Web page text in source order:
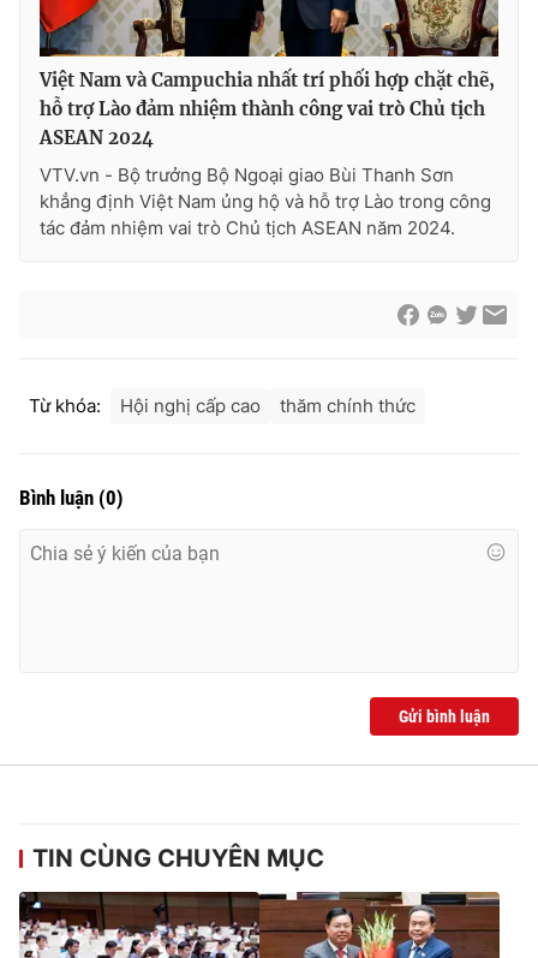
Tư vấn
Chuyên mục khác
Emagazine Podcast
Photo Infographic
VTV Sức khoẻ Bất động sản
VTV4
Theo dõi báo trên
Việt Nam và Campuchia nhất trí phối hợp chặt chẽ,
hỗ trợ Lào đảm nhiệm thành công vai trò Chủ tịch
ASEAN 2024
VTV.vn - Bộ trưởng Bộ Ngoại giao Bùi Thanh Sơn
khẳng định Việt Nam ủng hộ và hỗ trợ Lào trong công
tác đảm nhiệm vai trò Chủ tịch ASEAN năm 2024.
Từ khóa: Hội nghị cấp cao thăm chính thức
Bình luận (0)
Gửi bình luận
TIN CÙNG CHUYÊN MỤC